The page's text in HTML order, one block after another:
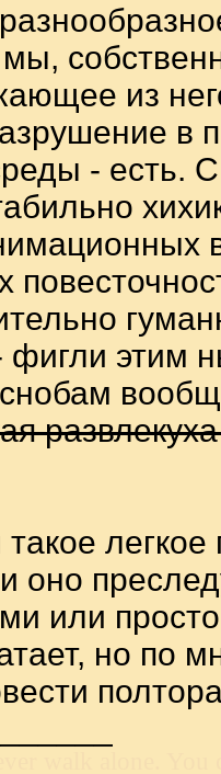
мы,
из
в
- есть.
фигли этим
легкое
оно
или
но по